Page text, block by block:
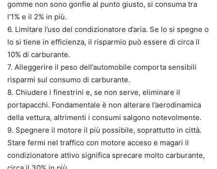
gomme non sono gonfie al punto giusto, si consuma tra
l’1% e il 2% in più.
6. Limitare l’uso del condizionatore d’aria. Se lo si spegne o
lo si tiene in efficienza, il risparmio può essere di circa il
10% di carburante.
7. Alleggerire il peso dell’automobile comporta sensibili
risparmi sul consumo di carburante.
8. Chiudere i finestrini e, se non serve, eliminare il
portapacchi. Fondamentale è non alterare l’aerodinamica
della vettura, altrimenti i consumi salgono notevolmente.
9. Spegnere il motore il più possibile, soprattutto in città.
Stare fermi nel traffico con motore acceso e magari il
condizionatore attivo significa sprecare molto carburante,